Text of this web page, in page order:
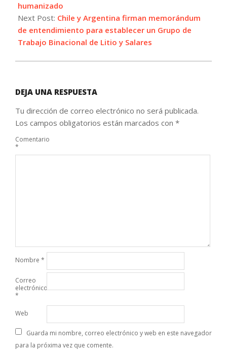
humanizado
Next Post: Chile y Argentina firman memorándum
de entendimiento para establecer un Grupo de
Trabajo Binacional de Litio y Salares
DEJA UNA RESPUESTA
Tu dirección de correo electrónico no será publicada.
Los campos obligatorios están marcados con *
Comentario
*
Nombre *
Correo
electrónico
*
Web
Guarda mi nombre, correo electrónico y web en este navegador
para la próxima vez que comente.